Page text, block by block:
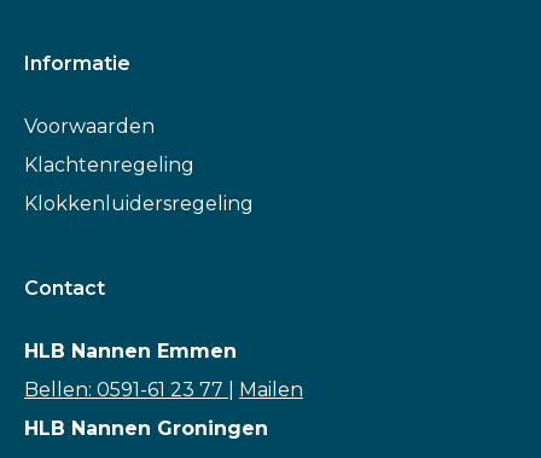
Informatie
Voorwaarden
Klachtenregeling
Klokkenluidersregeling
Contact
HLB Nannen Emmen
Bellen: 0591-61 23 77
Mailen
HLB Nannen Groningen